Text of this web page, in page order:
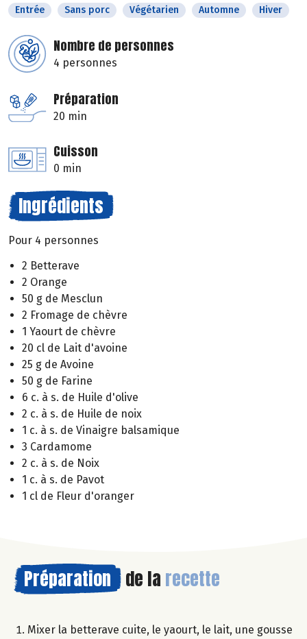
Entrée Sans porc Végétarien Automne Hiver
Nombre de personnes
4 personnes
Préparation
20 min
Cuisson
0 min
Ingrédients
Pour 4 personnes
2 Betterave
2 Orange
50 g de Mesclun
2 Fromage de chèvre
1 Yaourt de chèvre
20 cl de Lait d'avoine
25 g de Avoine
50 g de Farine
6 c. à s. de Huile d'olive
2 c. à s. de Huile de noix
1 c. à s. de Vinaigre balsamique
3 Cardamome
2 c. à s. de Noix
1 c. à s. de Pavot
1 cl de Fleur d'oranger
Préparation de la recette
Mixer la betterave cuite, le yaourt, le lait, une gousse